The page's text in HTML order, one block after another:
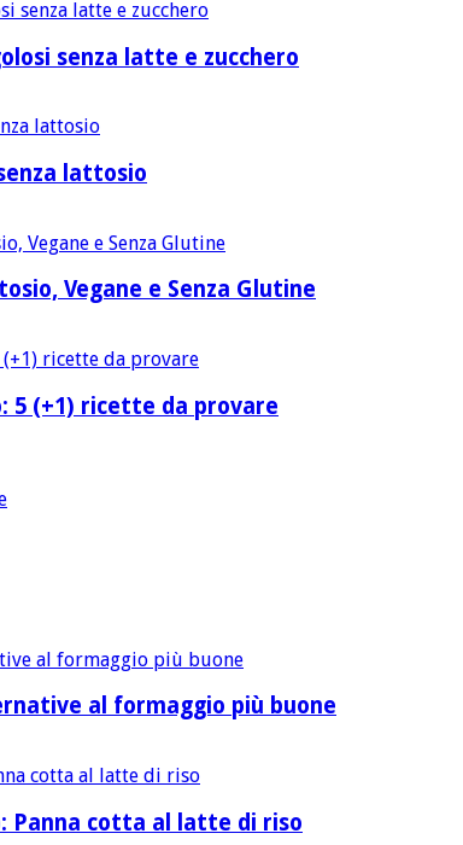
senza latte e zucchero
lattosio
Vegane e Senza Glutine
5 (+1) ricette da provare
al formaggio più buone
Panna cotta al latte di riso